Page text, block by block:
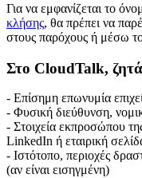
Για να εμφανίζεται το
κλήσης, θα πρέπει να
στους παρόχους ή μέσω
Στο CloudTalk,
- Επίσημη επωνυμία
- Φυσική διεύθυνση,
- Στοιχεία εκπροσώπου
LinkedIn ή εταιρική
- Ιστότοπο, περιοχές
(αν είναι εισηγμένη)